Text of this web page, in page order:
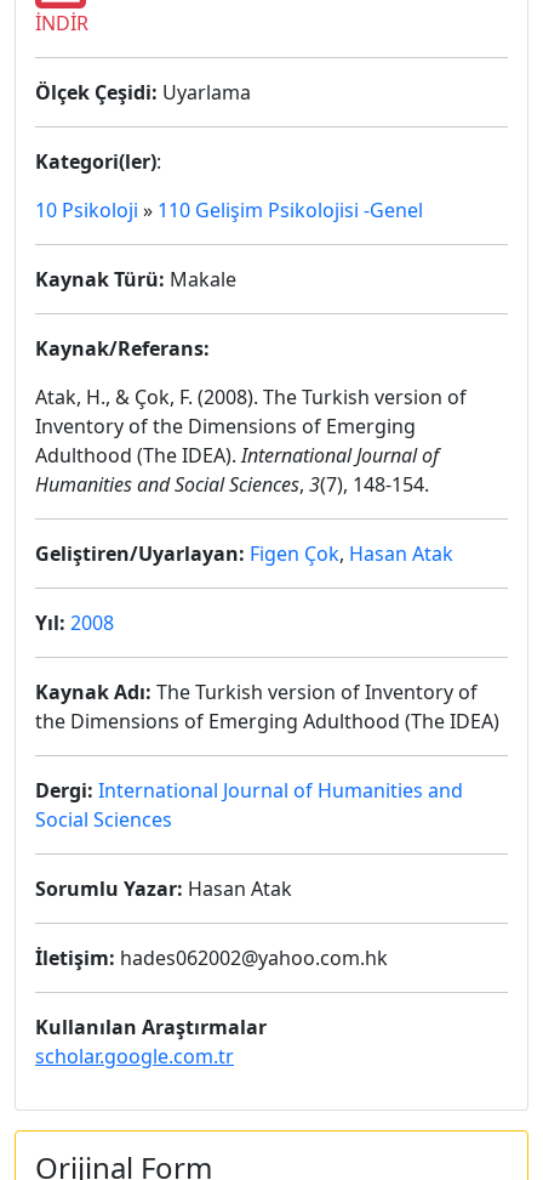
İNDİR
Ölçek Çeşidi: Uyarlama
Kategori(ler):
10 Psikoloji » 110 Gelişim Psikolojisi -Genel
Kaynak Türü: Makale
Kaynak/Referans:
Atak, H., & Çok, F. (2008). The Turkish version of
Inventory of the Dimensions of Emerging
Adulthood (The IDEA).International Journal of
Humanities and Social Sciences, 3(7), 148-154.
Geliştiren/Uyarlayan: Figen Çok, Hasan Atak
Yıl: 2008
Kaynak Adı: The Turkish version of Inventory of
the Dimensions of Emerging Adulthood (The IDEA)
Dergi: International Journal of Humanities and
Social Sciences
Sorumlu Yazar: Hasan Atak
İletişim: hades062002@yahoo.com.hk
Kullanılan Araştırmalar
scholar.google.com.tr
Orijinal Form